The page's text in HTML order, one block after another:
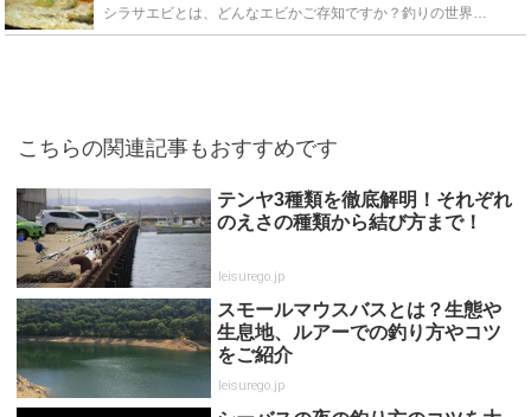
シラサエビとは、どんなエビかご存知ですか？釣りの世界では、釣れる餌として有名なエビです。このシラサエビについて生態や特徴、釣りでの活用や注意点、さらに、捕まえ方や飼育方法、気になる養殖についても紹介...
こちらの関連記事もおすすめです
テンヤ3種類を徹底解明！それぞれ
のえさの種類から結び方まで！
leisurego.jp
スモールマウスバスとは？生態や
生息地、ルアーでの釣り方やコツ
をご紹介
leisurego.jp